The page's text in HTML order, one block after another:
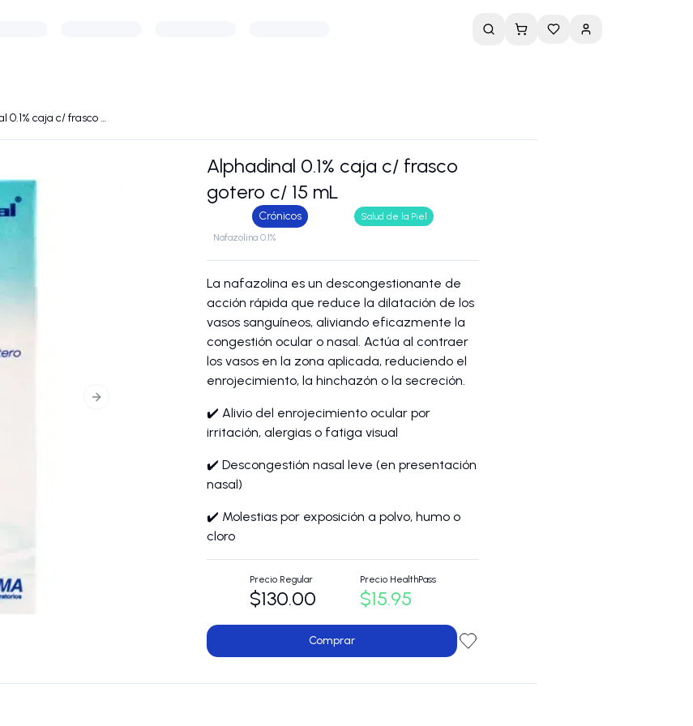
Alphadinal 0.1% caja c/ frasco gotero c/ 15 mL
Next slide
Alphadinal 0.1% caja c/ frasco
gotero c/ 15 mL
Crónicos
Salud de la Piel
Nafazolina 0.1%
La nafazolina es un descongestionante de
acción rápida que reduce la dilatación de los
vasos sanguíneos, aliviando eficazmente la
congestión ocular o nasal. Actúa al contraer
los vasos en la zona aplicada, reduciendo el
enrojecimiento, la hinchazón o la secreción.
✔️ Alivio del enrojecimiento ocular por
irritación, alergias o fatiga visual
✔️ Descongestión nasal leve (en presentación
nasal)
✔️ Molestias por exposición a polvo, humo o
cloro
Precio Regular
$130.00
Precio HealthPass
$15.95
Comprar